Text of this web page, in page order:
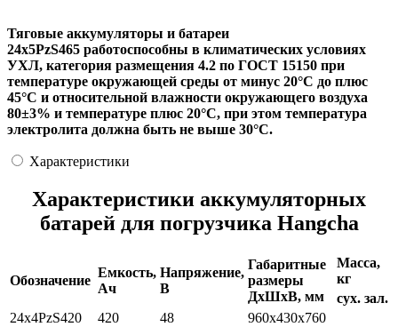
Тяговые аккумуляторы и батареи
24х5PzS465 работоспособны в климатических условиях
УХЛ, категория размещения 4.2 по ГОСТ 15150 при
температуре окружающей среды от минус 20°С до плюс
45°С и относительной влажности окружающего воздуха
80±3% и температуре плюс 20°С, при этом температура
электролита должна быть не выше 30°С.
Характеристики
Характеристики аккумуляторных
батарей для погрузчика Hangcha
Обозначение
Емкость,
Ач
Напряжение,
В
Габаритные
размеры
ДхШхВ, мм
Масса,
кг
сух. зал.
24х4PzS420
420 48
960x430x760